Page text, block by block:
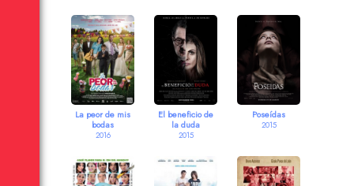
La peor de mis
bodas
2016
El beneficio de
la duda
2015
Poseídas
2015